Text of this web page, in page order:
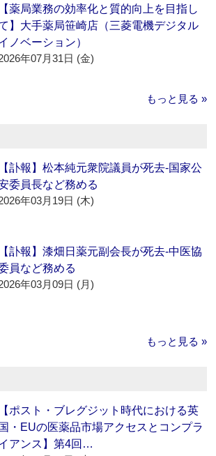
【薬局業務の効率化と質的向上を目指し
】大手薬局笹崎店（三菱電機デジタル
ノベーション）
年07月31日 (金)
もっと見る »
【訃報】松本純元衆院議員が死去‐国家公
委員長など務める
年03月19日 (木)
【訃報】漆畑日薬元副会長が死去‐中医協
員など務める
年03月09日 (月)
もっと見る »
【ポスト・ブレグジット時代における英
国・EUの医薬品市場アクセスとコンプラ
アンス】第4回…